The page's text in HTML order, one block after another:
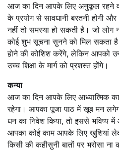
आज का दिन आपके लिए अनुकूल रहने
के प्रयोग से सावधानी बरतनी होगी
नहीं तो समस्या हो सकती है। जो लोग
कोई शुभ सूचना सुनने को मिल सकता
होने की कोशिश करेंगे, लेकिन आपको
उच्च शिक्षा के मार्ग को प्रशस्त होंगे।
कन्या
आज का दिन आपके लिए आध्यात्मिक
रहेगा। आपका पूजा पाठ में खूब मन
धन का निवेश किया, तो इससे भविष्य
आपका कोई काम आपके लिए खुशियां
किसी की कहीसुनी बातों पर भरोसा ना